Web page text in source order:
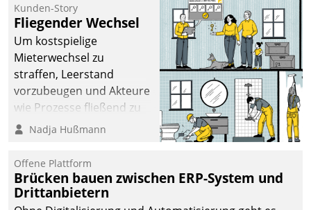
Kunden-Story
Fliegender Wechsel
Um kostspielige
Mieterwechsel zu
straffen, Leerstand
vorzubeugen und Akteure
wie Prozesse fließend zu
vernetzen, nutzt die
Jahresbeginn eine
Überblick, Einsicht und
Eingriff bietende Lösung.
Nadja Hußmann
Offene Plattform
Brücken bauen zwischen ERP-System und
Drittanbietern